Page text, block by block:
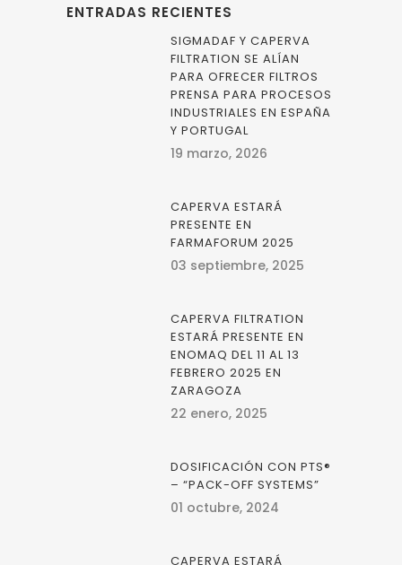
ENTRADAS RECIENTES
SIGMADAF Y CAPERVA
FILTRATION SE ALÍAN
PARA OFRECER FILTROS
PRENSA PARA PROCESOS
INDUSTRIALES EN ESPAÑA
Y PORTUGAL
19 marzo, 2026
CAPERVA ESTARÁ
PRESENTE EN
FARMAFORUM 2025
03 septiembre, 2025
CAPERVA FILTRATION
ESTARÁ PRESENTE EN
ENOMAQ DEL 11 AL 13
FEBRERO 2025 EN
ZARAGOZA
22 enero, 2025
DOSIFICACIÓN CON PTS®
– “PACK-OFF SYSTEMS”
01 octubre, 2024
CAPERVA ESTARÁ